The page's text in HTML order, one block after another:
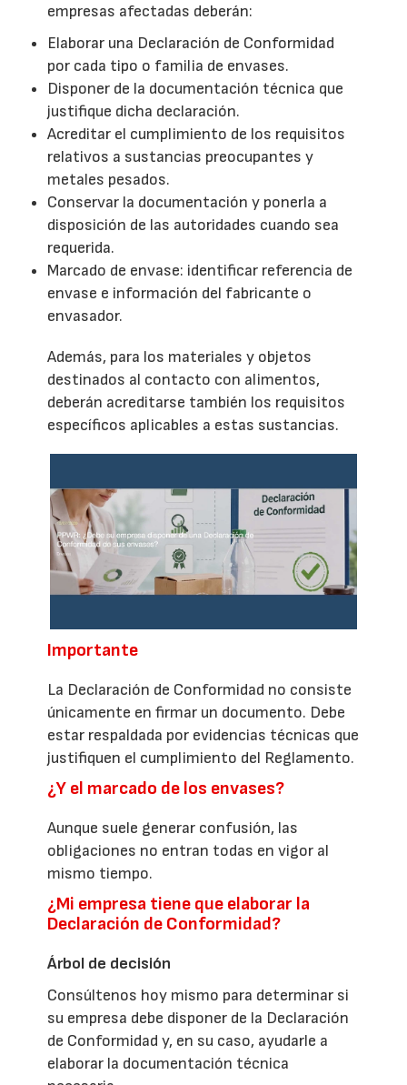
empresas afectadas deberán:
Elaborar una Declaración de Conformidad
por cada tipo o familia de envases.
Disponer de la documentación técnica que
justifique dicha declaración.
Acreditar el cumplimiento de los requisitos
relativos a sustancias preocupantes y
metales pesados.
Conservar la documentación y ponerla a
disposición de las autoridades cuando sea
requerida.
Marcado de envase: identificar referencia de
envase e información del fabricante o
envasador.
Además, para los materiales y objetos
destinados al contacto con alimentos,
deberán acreditarse también los requisitos
específicos aplicables a estas sustancias.
Importante
La Declaración de Conformidad no consiste
únicamente en firmar un documento. Debe
estar respaldada por evidencias técnicas que
justifiquen el cumplimiento del Reglamento.
¿Y el marcado de los envases?
Aunque suele generar confusión, las
obligaciones no entran todas en vigor al
mismo tiempo.
¿Mi empresa tiene que elaborar la
Declaración de Conformidad?
Árbol de decisión
Consúltenos hoy mismo para determinar si
su empresa debe disponer de la Declaración
de Conformidad y, en su caso, ayudarle a
elaborar la documentación técnica